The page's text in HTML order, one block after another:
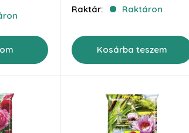
Raktár: Raktáron
Kosárba teszem